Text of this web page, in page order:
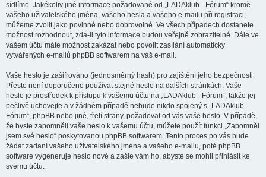
sídlíme. Jakékoliv jiné informace požadované od „LADAklub - Fórum“ kromě
vašeho uživatelského jména, vašeho hesla a vašeho e-mailu při registraci,
můžeme zvolit jako povinné nebo dobrovolné. Ve všech případech dostanete
možnost rozhodnout, zda-li tyto informace budou veřejně zobrazitelné. Dále ve
vašem účtu máte možnost zakázat nebo povolit zasílání automaticky
vytvářených e-mailů phpBB softwarem na váš e-mail.
Vaše heslo je zašifrováno (jednosměrný hash) pro zajištění jeho bezpečnosti.
Přesto není doporučeno používat stejné heslo na dalších stránkách. Vaše
heslo je prostředek k přístupu k vašemu účtu na „LADAklub - Fórum“, takže jej
pečlivě uchovejte a v žádném případě nebude nikdo spojený s „LADAklub -
Fórum“, phpBB nebo jiné, třetí strany, požadovat od vás vaše heslo. V případě,
že byste zapomněli vaše heslo k vašemu účtu, můžete použít funkci „Zapomněl
jsem své heslo“ poskytovanou phpBB softwarem. Tento proces po vás bude
žádat zadaní vašeho uživatelského jména a vašeho e-mailu, poté phpBB
software vygeneruje heslo nové a zašle vám ho, abyste se mohli přihlásit ke
svému účtu.